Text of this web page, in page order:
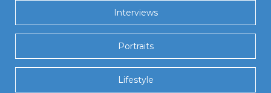
Interviews
Portraits
Lifestyle